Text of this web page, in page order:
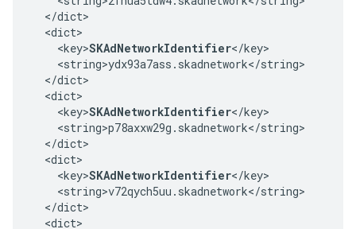
  </dict>
  <dict>
    <key>
SKAdNetworkIdentifier</key>
    <string>ydx93a7ass.skadnetwork</string>
  </dict>
  <dict>
    <key>
SKAdNetworkIdentifier</key>
    <string>p78axxw29g.skadnetwork</string>
  </dict>
  <dict>
    <key>
SKAdNetworkIdentifier</key>
    <string>v72qych5uu.skadnetwork</string>
  </dict>
  <dict>